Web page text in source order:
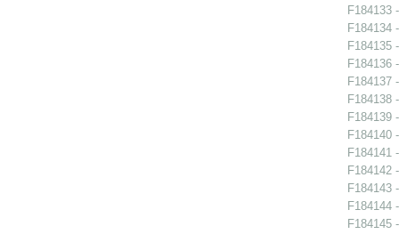
F184133
F184134
F184135
F184136
F184137
F184138
F184139
F184140
F184141
F184142
F184143
F184144
F184145